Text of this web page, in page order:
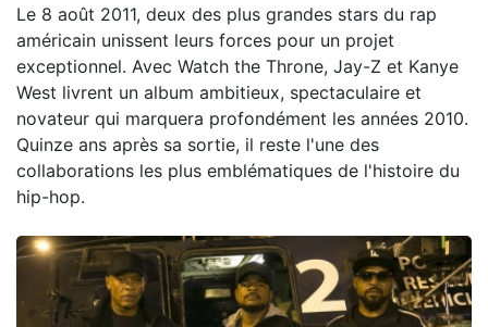
Le 8 août 2011, deux des plus grandes stars du rap
américain unissent leurs forces pour un projet
exceptionnel. Avec Watch the Throne, Jay-Z et Kanye
West livrent un album ambitieux, spectaculaire et
novateur qui marquera profondément les années 2010.
Quinze ans après sa sortie, il reste l'une des
collaborations les plus emblématiques de l'histoire du
hip-hop.